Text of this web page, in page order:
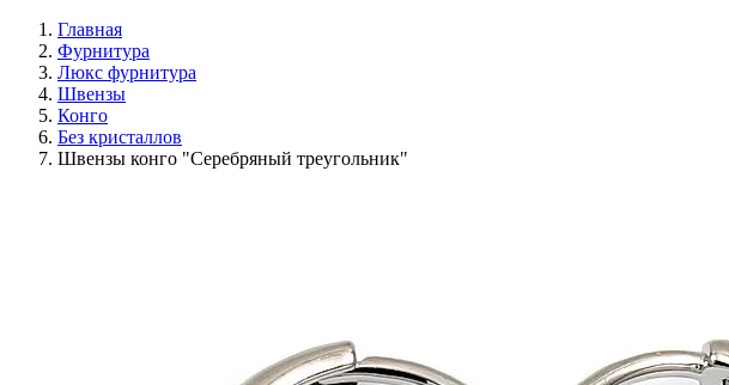
Главная
Фурнитура
Люкс фурнитура
Швензы
Конго
Без кристаллов
Швензы конго "Серебряный треугольник"